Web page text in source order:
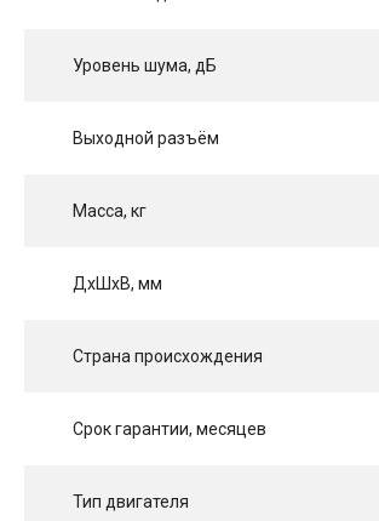
Уровень шума, дБ
Выходной разъём
Масса, кг
ДхШхВ, мм
Страна происхождения
Срок гарантии, месяцев
Тип двигателя